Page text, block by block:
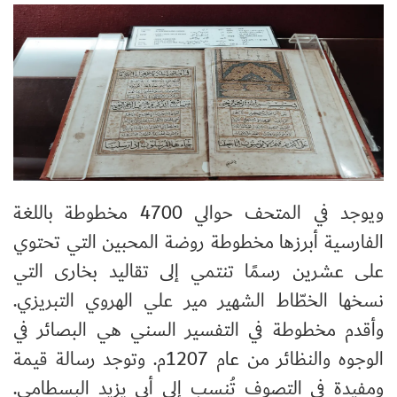
ويوجد في المتحف حوالي 4700 مخطوطة باللغة
الفارسية أبرزها مخطوطة روضة المحبين التي تحتوي
على عشرين رسمًا تنتمي إلى تقاليد بخارى التي
نسخها الخطّاط الشهير مير علي الهروي التبريزي.
وأقدم مخطوطة في التفسير السني هي البصائر في
الوجوه والنظائر من عام 1207م. وتوجد رسالة قيمة
ومفيدة في التصوف تُنسب إلى أبي يزيد البسطامي.